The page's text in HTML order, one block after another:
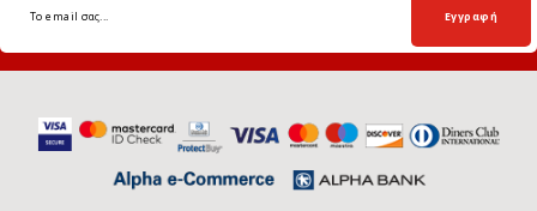
Εγγραφή